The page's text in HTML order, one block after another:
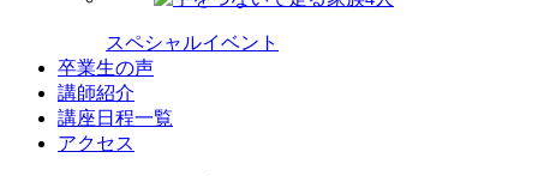
スペシャルイベント
卒業生の声
講師紹介
講座日程一覧
アクセス